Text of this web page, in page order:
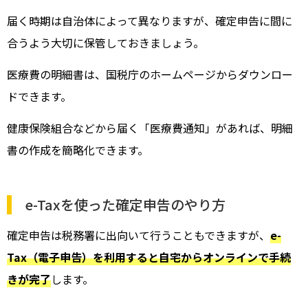
届く時期は自治体によって異なりますが、確定申告に間に
合うよう大切に保管しておきましょう。
医療費の明細書は、国税庁のホームページからダウンロー
ドできます。
健康保険組合などから届く「医療費通知」があれば、明細
書の作成を簡略化できます。
e-Taxを使った確定申告のやり方
確定申告は税務署に出向いて行うこともできますが、 e-
Tax（電子申告）を利用すると自宅からオンラインで手続
きが完了します。